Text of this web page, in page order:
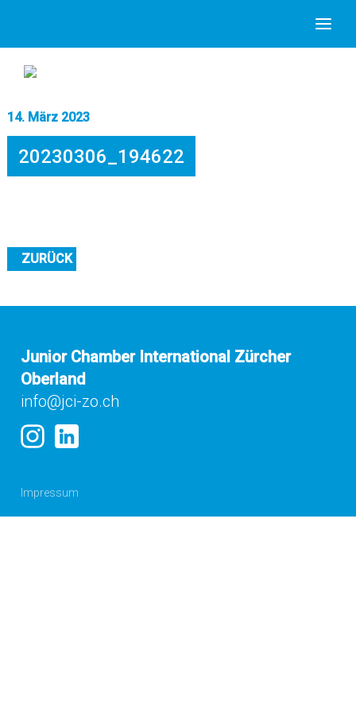
14. März 2023
20230306_194622
ZURÜCK
Junior Chamber International Zürcher
Oberland
info@jci-zo.ch
Impressum